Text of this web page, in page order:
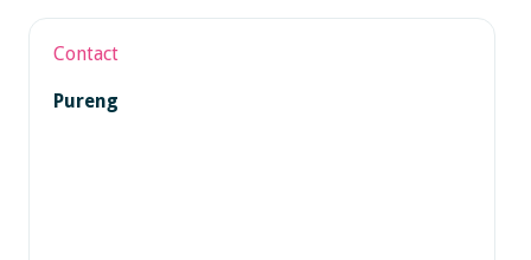
Contact
Pureng